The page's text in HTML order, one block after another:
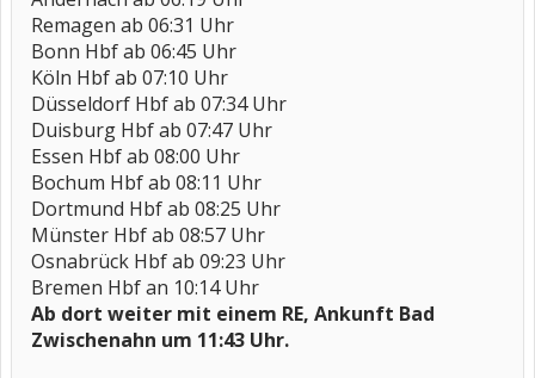
Remagen ab 06:31 Uhr
Bonn Hbf ab 06:45 Uhr
Köln Hbf ab 07:10 Uhr
Düsseldorf Hbf ab 07:34 Uhr
Duisburg Hbf ab 07:47 Uhr
Essen Hbf ab 08:00 Uhr
Bochum Hbf ab 08:11 Uhr
Dortmund Hbf ab 08:25 Uhr
Münster Hbf ab 08:57 Uhr
Osnabrück Hbf ab 09:23 Uhr
Bremen Hbf an 10:14 Uhr
Ab dort weiter mit einem RE, Ankunft Bad
Zwischenahn um 11:43 Uhr.